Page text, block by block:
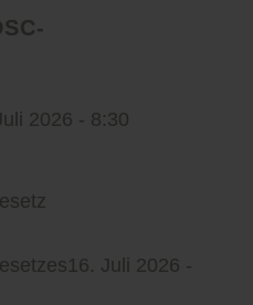
2026 - 8:30
16. Juli 2026 -